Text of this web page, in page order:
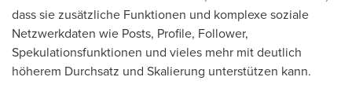
dass sie zusätzliche Funktionen und komplexe soziale
Netzwerkdaten wie Posts, Profile, Follower,
Spekulationsfunktionen und vieles mehr mit deutlich
höherem Durchsatz und Skalierung unterstützen kann.